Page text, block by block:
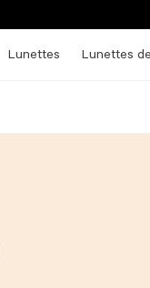
Lunettes Lunettes